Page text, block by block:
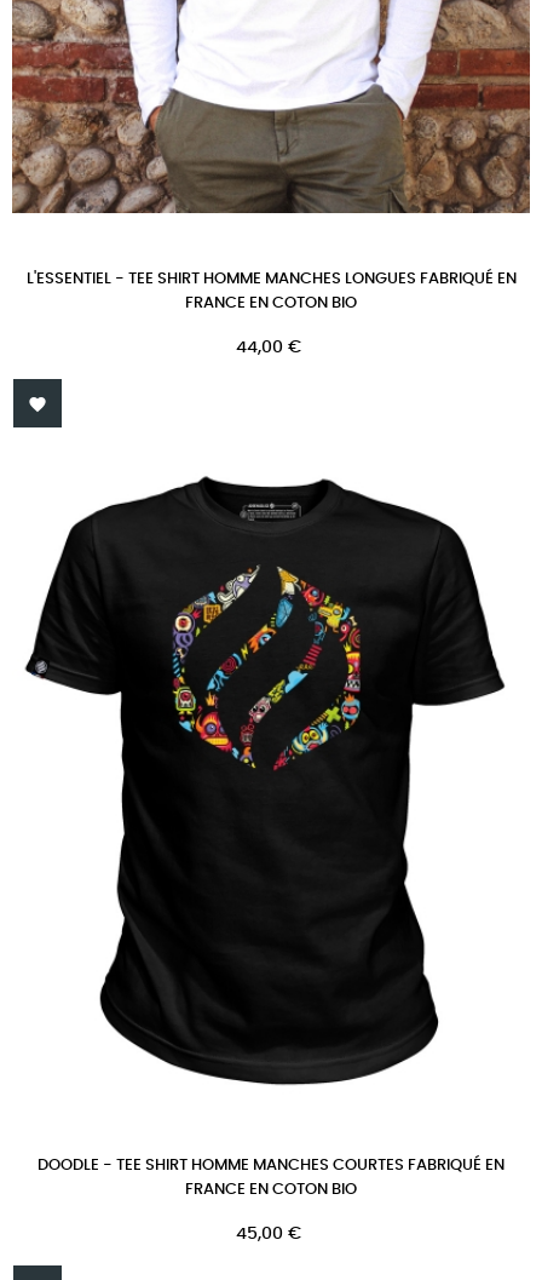
L'ESSENTIEL - TEE SHIRT HOMME MANCHES LONGUES FABRIQUÉ EN
FRANCE EN COTON BIO
Prix
44,00 €

DOODLE - TEE SHIRT HOMME MANCHES COURTES FABRIQUÉ EN
FRANCE EN COTON BIO
Prix
45,00 €